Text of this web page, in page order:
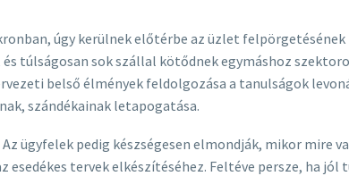
úgy kerülnek előtérbe az üzlet
túlságosan sok szállal kötődnek egymáshoz
belső élmények feldolgozása a tanulságok
szándékainak letapogatása.
ügyfelek pedig készségesen elmondják, mikor mire
tervek elkészítéséhez. Feltéve persze, ha jól